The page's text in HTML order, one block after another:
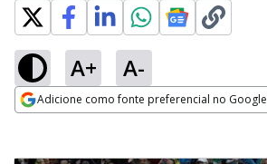
A+ A-
Adicione como fonte preferencial no Google